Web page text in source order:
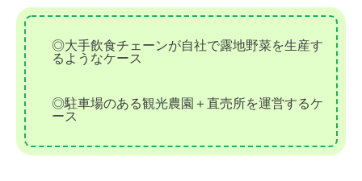
◎大手飲食チェーンが自社で露地野菜を生産す
るようなケース
◎駐車場のある観光農園＋直売所を運営するケ
ース